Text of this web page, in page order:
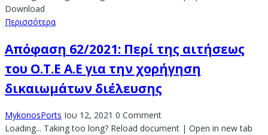
Download
Περισσότερα
Απόφαση 62/2021: Περί της αιτήσεως
του Ο.Τ.Ε Α.Ε για την χορήγηση
δικαιωμάτων διέλευσης
MykonosPorts Ιου 12, 2021 0 Comment
Loading... Taking too long? Reload document | Open in new tab